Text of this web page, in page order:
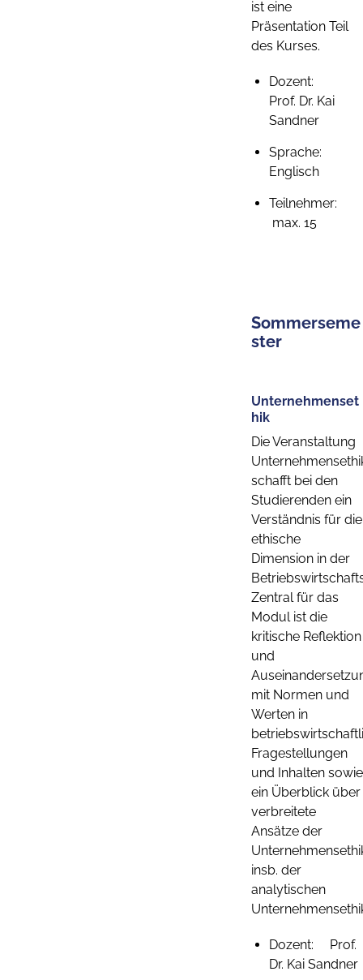
ist eine
Präsentation Teil
des Kurses.
Dozent:
Prof. Dr. Kai
Sandner
Sprache:
Englisch
Teilnehmer:
max. 15
Sommerseme
ster
Unternehmenset
hik
Die Veranstaltung
schafft bei den
Studierenden ein
Verständnis für die
ethische
Dimension in der
Zentral für das
Modul ist die
kritische Reflektion
und
mit Normen und
Werten in
Fragestellungen
und Inhalten sowie
ein Überblick über
verbreitete
Ansätze der
insb. der
analytischen
Dozent: Prof.
Dr. Kai Sandner